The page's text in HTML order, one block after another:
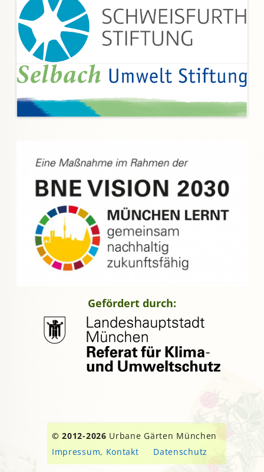
Gefördert durch:
© 2012-2026 Urbane Gärten München
Impressum, Kontakt
Datenschutz